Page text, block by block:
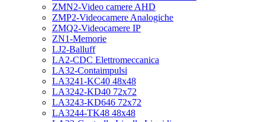
ZMN2-Video camere AHD
ZMP2-Videocamere Analogiche
ZMQ2-Videocamere IP
ZN1-Memorie
LJ2-Balluff
LA2-CDC Elettromeccanica
LA32-Contaimpulsi
LA3241-KC40 48x48
LA3242-KD40 72x72
LA3243-KD646 72x72
LA3244-TK48 48x48